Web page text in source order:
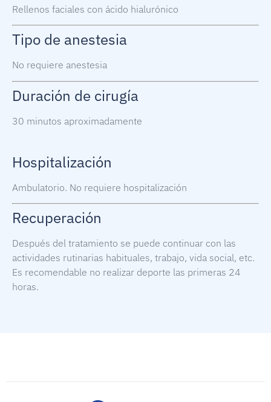
Rellenos faciales con ácido hialurónico
Tipo de anestesia
No requiere anestesia
Duración de cirugía
30 minutos aproximadamente
Hospitalización
Ambulatorio. No requiere hospitalización
Recuperación
Después del tratamiento se puede continuar con las
actividades rutinarias habituales, trabajo, vida social, etc.
Es recomendable no realizar deporte las primeras 24
horas.